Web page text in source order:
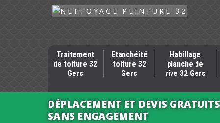
Traitement
de toiture 32
Gers
Etanchéité
toiture 32
Gers
Habillage
planche de
rive 32 Gers
DÉPLACEMENT ET DEVIS GRATUITS
SANS ENGAGEMENT